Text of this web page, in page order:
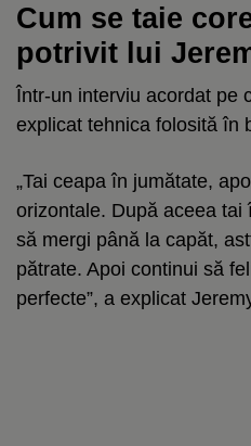
Cum se taie
potrivit lui
Într-un interviu acordat pe
explicat tehnica folosită în
„Tai ceapa în jumătate,
orizontale. După aceea tai
să mergi până la capăt,
pătrate. Apoi continui să
perfecte”, a explicat